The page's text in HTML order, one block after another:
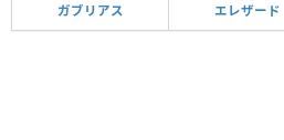
ガブリアス エレザード